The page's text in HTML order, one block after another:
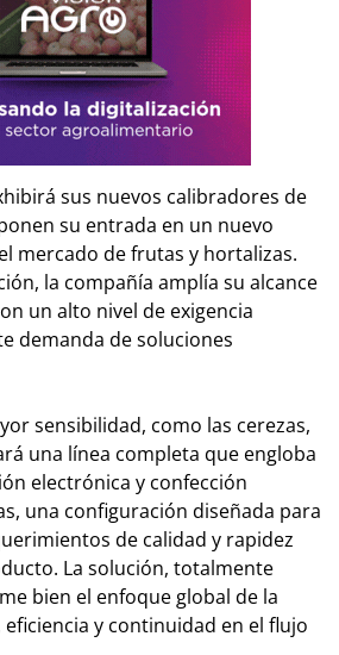
sus nuevos calibradores de
su entrada en un nuevo
mercado de frutas y hortalizas.
la compañía amplía su alcance
un alto nivel de exigencia
demanda de soluciones
sensibilidad, como las cerezas,
una línea completa que engloba
electrónica y confección
una configuración diseñada para
de calidad y rapidez
La solución, totalmente
bien el enfoque global de la
y continuidad en el flujo